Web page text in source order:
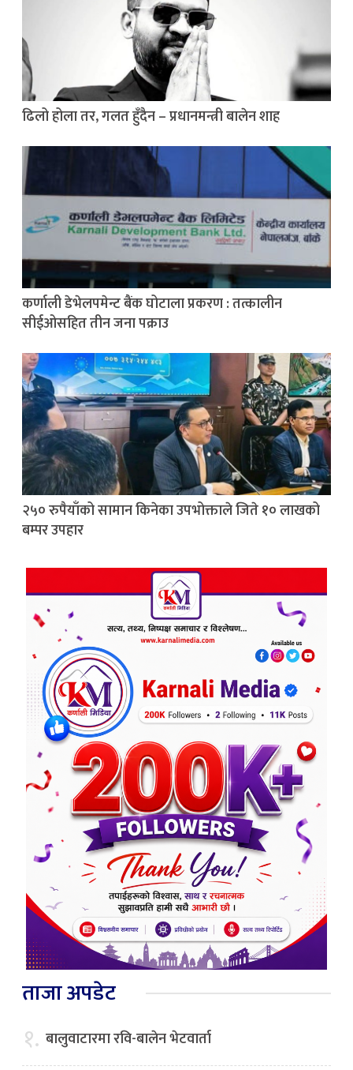
ढिलो होला तर, गलत हुँदैन – प्रधानमन्त्री बालेन शाह
कर्णाली डेभेलपमेन्ट बैंक घोटाला प्रकरण : तत्कालीन
सीईओसहित तीन जना पक्राउ
२५० रुपैयाँको सामान किनेका उपभोक्ताले जिते १० लाखको
बम्पर उपहार
ताजा अपडेट
१. बालुवाटारमा रवि-बालेन भेटवार्ता